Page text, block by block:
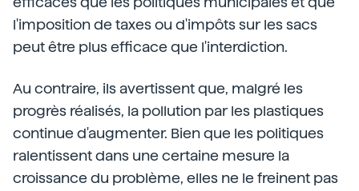
l'imposition de taxes ou d'impôts sur les sacs
peut être plus efficace que l'interdiction.
Au contraire, ils avertissent que, malgré les
progrès réalisés, la pollution par les plastiques
continue d'augmenter. Bien que les politiques
ralentissent dans une certaine mesure la
croissance du problème, elles ne le freinent pas